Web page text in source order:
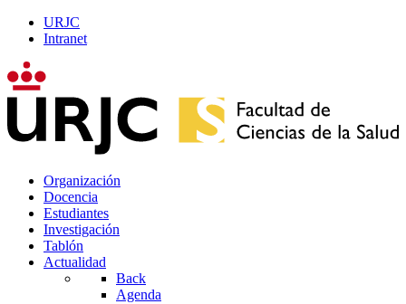
URJC
Intranet
Organización
Docencia
Estudiantes
Investigación
Tablón
Actualidad
Back
Agenda